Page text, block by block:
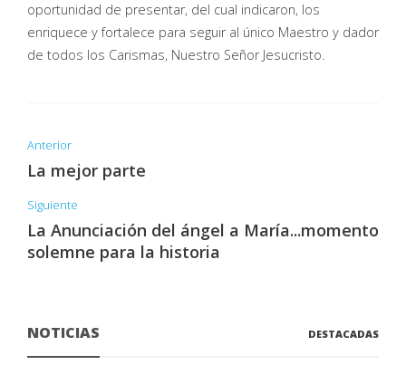
oportunidad de presentar, del cual indicaron, los
enriquece y fortalece para seguir al único Maestro y dador
de todos los Carismas, Nuestro Señor Jesucristo.
Anterior
La mejor parte
Siguiente
La Anunciación del ángel a María...momento
solemne para la historia
NOTICIAS DESTACADAS